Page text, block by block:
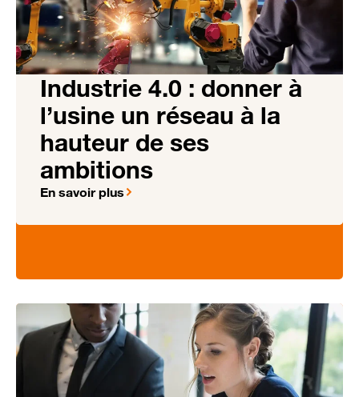
Industrie 4.0 : donner à
l’usine un réseau à la
hauteur de ses
ambitions
En savoir plus